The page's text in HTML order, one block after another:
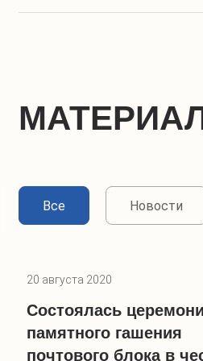
Все Новости
20 августа 2020
Состоялась
памятного гашения
почтового блока в